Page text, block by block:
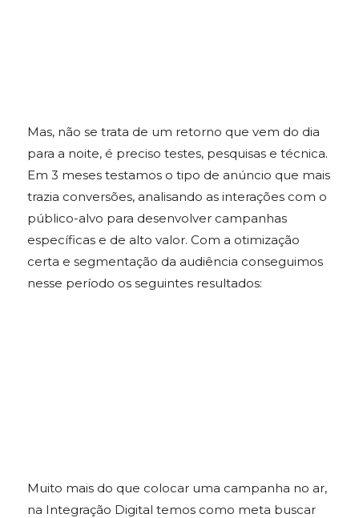
Mas, não se trata de um retorno que vem do dia
para a noite, é preciso testes, pesquisas e técnica.
Em 3 meses testamos o tipo de anúncio que mais
trazia conversões, analisando as interações com o
público-alvo para desenvolver campanhas
específicas e de alto valor. Com a otimização
certa e segmentação da audiência conseguimos
nesse período os seguintes resultados:
Muito mais do que colocar uma campanha no ar,
na Integração Digital temos como meta buscar